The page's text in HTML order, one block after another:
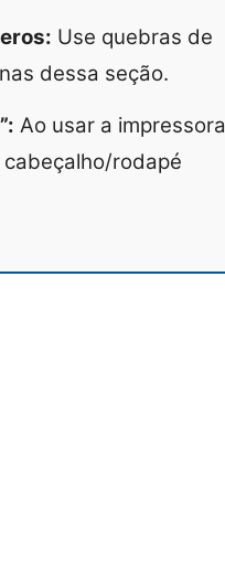
Use quebras de
dessa seção.
Ao usar a impressora
cabeçalho/rodapé